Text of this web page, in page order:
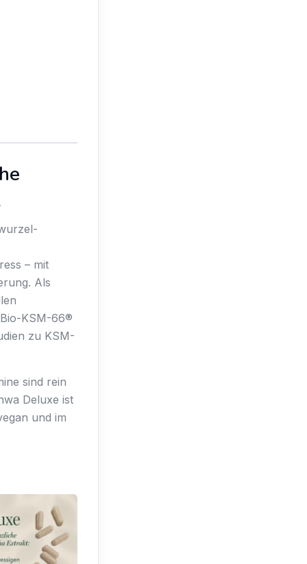
– mit
Als
KSM-66®
zu KSM-
sind rein
Deluxe ist
und im